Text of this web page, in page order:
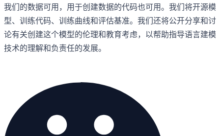
我们的数据可用，用于创建数据的代码也可用。我们将开源模
型、训练代码、训练曲线和评估基准。我们还将公开分享和讨
论有关创建这个模型的伦理和教育考虑，以帮助指导语言建模
技术的理解和负责任的发展。